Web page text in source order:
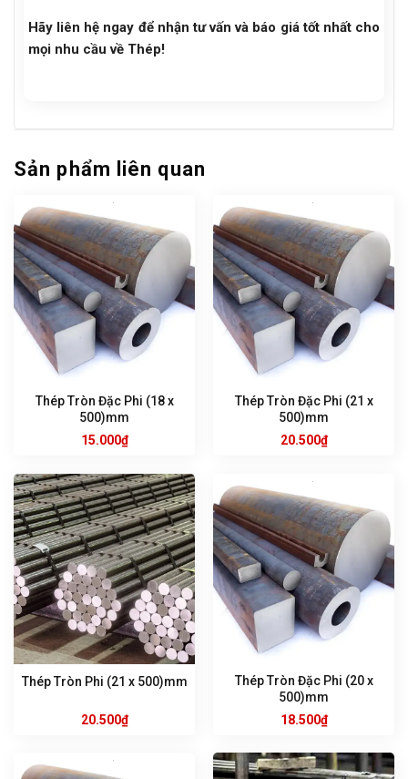
Hãy liên hệ ngay để nhận tư vấn và báo giá tốt nhất cho
mọi nhu cầu về Thép!
Sản phẩm liên quan
Thép Tròn Đặc Phi (18 x
500)mm
15.000₫
Thép Tròn Đặc Phi (21 x
500)mm
20.500₫
Thép Tròn Phi (21 x 500)mm
20.500₫
Thép Tròn Đặc Phi (20 x
500)mm
18.500₫